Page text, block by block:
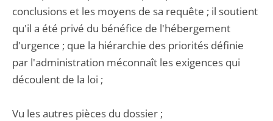
conclusions et les moyens de sa requête ; il soutient
qu'il a été privé du bénéfice de l'hébergement
d'urgence ; que la hiérarchie des priorités définie
par l'administration méconnaît les exigences qui
découlent de la loi ;
Vu les autres pièces du dossier ;